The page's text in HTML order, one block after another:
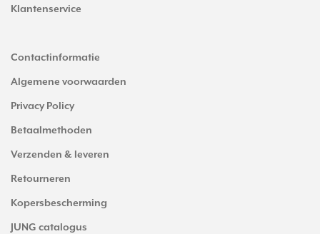
Klantenservice
Contactinformatie
Algemene voorwaarden
Privacy Policy
Betaalmethoden
Verzenden & leveren
Retourneren
Kopersbescherming
JUNG catalogus